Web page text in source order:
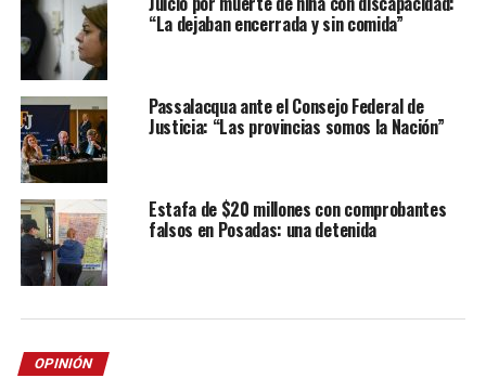
“La dejaban encerrada y sin comida”
Passalacqua ante el Consejo Federal de
Justicia: “Las provincias somos la Nación”
Estafa de $20 millones con comprobantes
falsos en Posadas: una detenida
OPINIÓN